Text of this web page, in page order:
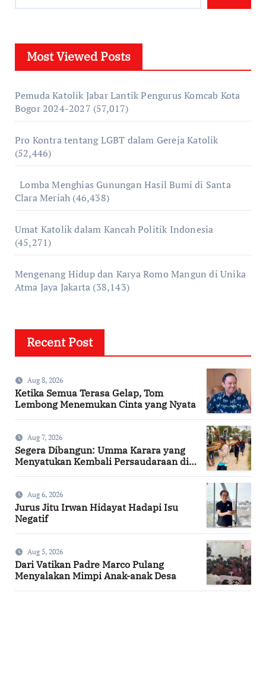
Most Viewed Posts
Pemuda Katolik Jabar Lantik Pengurus Komcab Kota
Bogor 2024-2027 (57,017)
Pro Kontra tentang LGBT dalam Gereja Katolik
(52,446)
Lomba Menghias Gunungan Hasil Bumi di Santa
Clara Meriah (46,438)
Umat Katolik dalam Kancah Politik Indonesia
(45,271)
Mengenang Hidup dan Karya Romo Mangun di Unika
Atma Jaya Jakarta (38,143)
Recent Post
Aug 8, 2026
Ketika Semua Terasa Gelap, Tom
Lembong Menemukan Cinta yang Nyata
Aug 7, 2026
Segera Dibangun: Umma Karara yang
Menyatukan Kembali Persaudaraan di
Aug 6, 2026
Jurus Jitu Irwan Hidayat Hadapi Isu
Negatif
Aug 5, 2026
Dari Vatikan Padre Marco Pulang
Menyalakan Mimpi Anak-anak Desa